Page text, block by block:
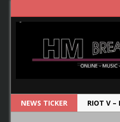
NEWS TICKER
RIOT V